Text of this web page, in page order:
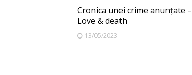
Cronica unei crime anunțate –
Love & death
13/05/2023